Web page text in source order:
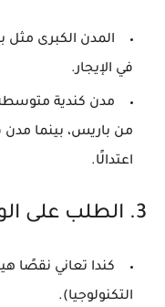
المدن الكبرى مثل
في الإيجار.
مدن كندية متوسطة
من باريس، بينما مدن
اعتدالًا.
3. الطلب على الوظائف
كندا تعاني نقصًا
التكنولوجيا).